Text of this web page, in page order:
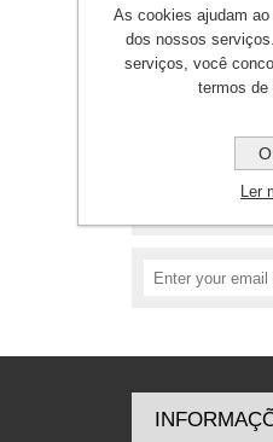
+351
(custo
para
As cookies ajudam
dos nossos
serviços, você
termos de
Ler